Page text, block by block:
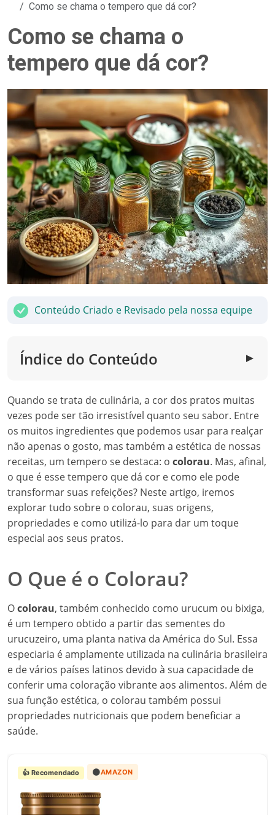
Como se chama o tempero que dá cor?
Como se chama o
tempero que dá cor?
Conteúdo Criado e Revisado pela nossa equipe
Índice do Conteúdo ▼
Quando se trata de culinária, a cor dos pratos muitas
vezes pode ser tão irresistível quanto seu sabor. Entre
os muitos ingredientes que podemos usar para realçar
não apenas o gosto, mas também a estética de nossas
receitas, um tempero se destaca: o colorau. Mas, afinal,
o que é esse tempero que dá cor e como ele pode
transformar suas refeições? Neste artigo, iremos
explorar tudo sobre o colorau, suas origens,
propriedades e como utilizá-lo para dar um toque
especial aos seus pratos.
O Que é o Colorau?
Ocolorau, também conhecido como urucum ou bixiga,
é um tempero obtido a partir das sementes do
urucuzeiro, uma planta nativa da América do Sul. Essa
especiaria é amplamente utilizada na culinária brasileira
e de vários países latinos devido à sua capacidade de
conferir uma coloração vibrante aos alimentos. Além de
sua função estética, o colorau também possui
propriedades nutricionais que podem beneficiar a
saúde.
👍 Recomendado 🟠AMAZON